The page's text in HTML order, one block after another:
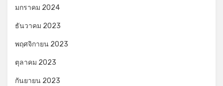
มกราคม 2024
ธันวาคม 2023
พฤศจิกายน 2023
ตุลาคม 2023
กันยายน 2023